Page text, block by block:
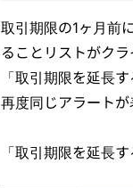
取引期限の1ヶ月前
ることリストがク
「取引期限を延長
再度同じアラートが
「取引期限を延長